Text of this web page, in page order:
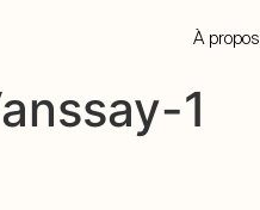
À propos
1